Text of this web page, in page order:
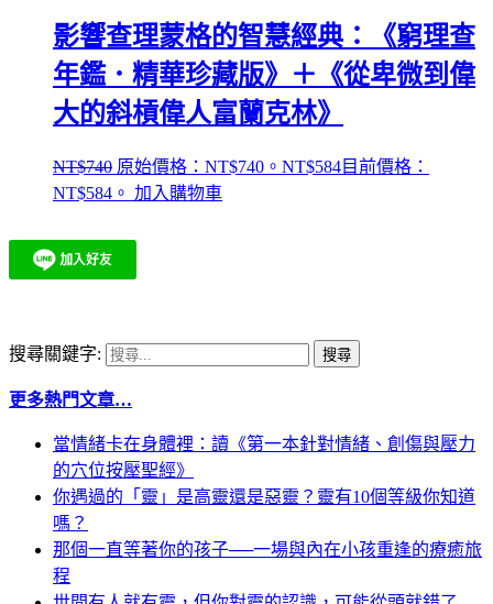
影響查理蒙格的智慧經典：《窮理查
年鑑．精華珍藏版》＋《從卑微到偉
大的斜槓偉人富蘭克林》
NT$740 原始價格：NT$740。 NT$584目前價格：
NT$584。 加入購物車
搜尋關鍵字:
更多熱門文章…
當情緒卡在身體裡：讀《第一本針對情緒、創傷與壓力
的穴位按壓聖經》
你遇過的「靈」是高靈還是惡靈？靈有10個等級你知道
嗎？
那個一直等著你的孩子──一場與內在小孩重逢的療癒旅
程